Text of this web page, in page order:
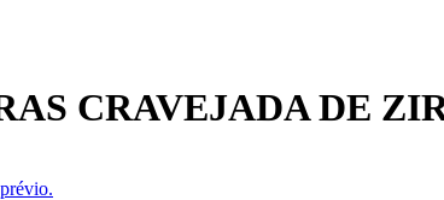
CRAVEJADA DE